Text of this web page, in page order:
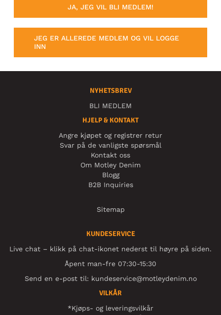
JA, JEG VIL BLI MEDLEM!
JEG ER ALLEREDE MEDLEM OG VIL LOGGE
INN
NYHETSBREV
BLI MEDLEM
HJELP & KONTAKT
Angre kjøpet og registrer retur
Svar på de vanligste spørsmål
Kontakt oss
Om Motley Denim
Blogg
B2B Inquiries
Sitemap
KUNDESERVICE
Live chat – klikk på chat-ikonet nederst til høyre på siden.
Åpent man-fre 07:30-15:30
Send en e-post til: kundeservice@motleydenim.no
VILKÅR
*Kjøps- og leveringsvilkår